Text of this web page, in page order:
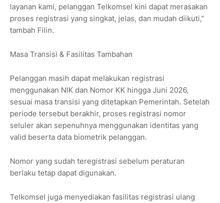
layanan kami, pelanggan Telkomsel kini dapat merasakan
proses registrasi yang singkat, jelas, dan mudah diikuti,”
tambah Filin.
Masa Transisi & Fasilitas Tambahan
Pelanggan masih dapat melakukan registrasi
menggunakan NIK dan Nomor KK hingga Juni 2026,
sesuai masa transisi yang ditetapkan Pemerintah. Setelah
periode tersebut berakhir, proses registrasi nomor
seluler akan sepenuhnya menggunakan identitas yang
valid beserta data biometrik pelanggan.
Nomor yang sudah teregistrasi sebelum peraturan
berlaku tetap dapat digunakan.
Telkomsel juga menyediakan fasilitas registrasi ulang